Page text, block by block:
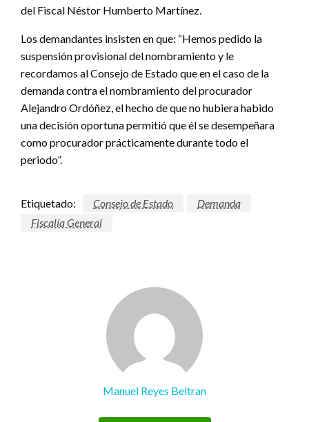
del Fiscal Néstor Humberto Martínez.
Los demandantes insisten en que: “Hemos pedido la
suspensión provisional del nombramiento y le
recordamos al Consejo de Estado que en el caso de la
demanda contra el nombramiento del procurador
Alejandro Ordóñez, el hecho de que no hubiera habido
una decisión oportuna permitió que él se desempeñara
como procurador prácticamente durante todo el
periodo”.
Etiquetado: Consejo de Estado
Demanda
Fiscalía General
Manuel Reyes Beltran